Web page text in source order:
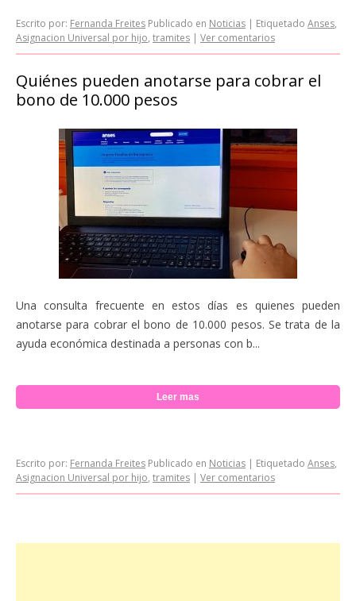
Escrito por: Fernanda Freites Publicado en Noticias | Etiquetado Anses,
Asignacion Universal por hijo, tramites | Ver comentarios
Quiénes pueden anotarse para cobrar el
bono de 10.000 pesos
Una consulta frecuente en estos días es quienes pueden
anotarse para cobrar el bono de 10.000 pesos. Se trata de la
ayuda económica destinada a personas con b...
Leer mas
Escrito por: Fernanda Freites Publicado en Noticias | Etiquetado Anses,
Asignacion Universal por hijo, tramites | Ver comentarios